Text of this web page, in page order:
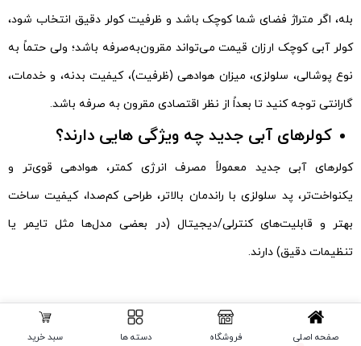
بله، اگر متراژ فضای شما کوچک باشد و ظرفیت کولر دقیق انتخاب شود،
کولر آبی کوچک ارزان قیمت می‌تواند مقرون‌به‌صرفه باشد؛ ولی حتماً به
نوع پوشالی، سلولزی، میزان هوادهی (ظرفیت)، کیفیت بدنه، و خدمات،
گارانتی توجه کنید تا بعداً از نظر اقتصادی مقرون به‌ صرفه باشد.
کولرهای آبی جدید چه ویژگی‌ هایی دارند؟
کولرهای آبی جدید معمولاً مصرف انرژی کمتر، هوادهی قوی‌تر و
یکنواخت‌تر، پد سلولزی با راندمان بالاتر، طراحی کم‌صدا، کیفیت ساخت
بهتر و قابلیت‌های کنترلی/دیجیتال (در بعضی مدل‌ها مثل تایمر یا
تنظیمات دقیق) دارند.
صفحه اصلی فروشگاه دسته ها سبد خرید